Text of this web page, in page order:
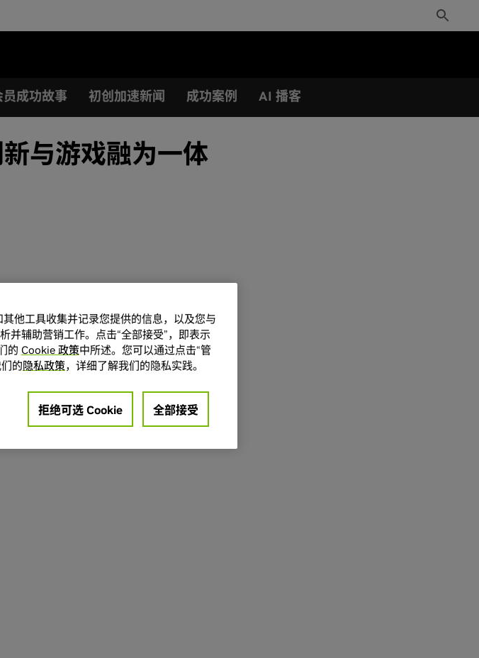
Toggle
Search
成功故事 初创加速新闻 成功案例 AI 播客
与游戏融为一体
他工具收集并记录您提供的信息，以及您与
并辅助营销工作。点击“全部接受”，即表示
的 Cookie 政策中所述。您可以通过点击“管
的隐私政策，详细了解我们的隐私实践。
拒绝可选 Cookie 全部接受